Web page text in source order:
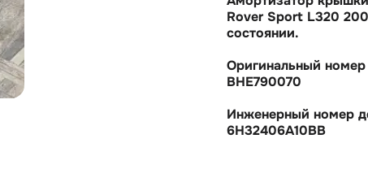
Rover Sport L320
состоянии.
Оригинальный
BHE790070
Инженерный номер
6H32406A10BB